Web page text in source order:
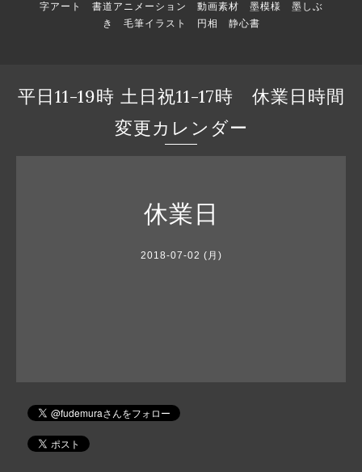
字アート 書道アニメーション 動画素材 墨模様 墨しぶ
き 毛筆イラスト 円相 静心書
平日11-19時 土日祝11-17時 休業日時間
変更カレンダー
休業日
2018-07-02 (月)